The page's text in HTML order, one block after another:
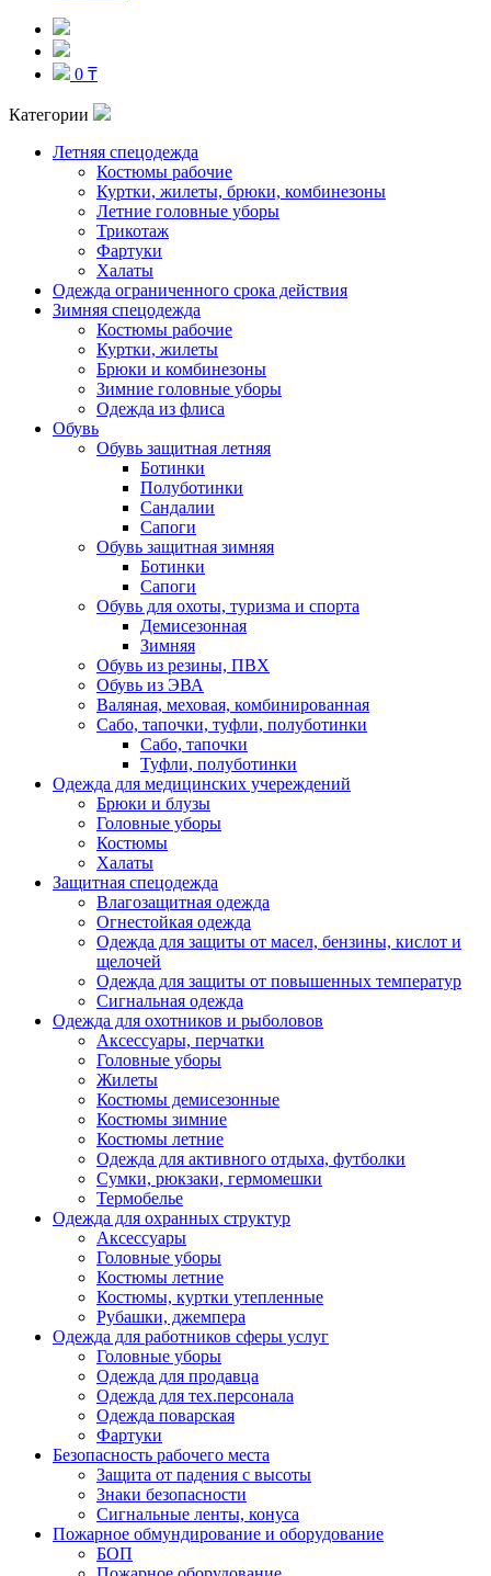
0 ₸
Категории
Летняя спецодежда
Костюмы рабочие
Куртки, жилеты, брюки, комбинезоны
Летние головные уборы
Трикотаж
Фартуки
Халаты
Одежда ограниченного срока действия
Зимняя спецодежда
Костюмы рабочие
Куртки, жилеты
Брюки и комбинезоны
Зимние головные уборы
Одежда из флиса
Обувь
Обувь защитная летняя
Ботинки
Полуботинки
Сандалии
Сапоги
Обувь защитная зимняя
Ботинки
Сапоги
Обувь для охоты, туризма и спорта
Демисезонная
Зимняя
Обувь из резины, ПВХ
Обувь из ЭВА
Валяная, меховая, комбинированная
Сабо, тапочки, туфли, полуботинки
Сабо, тапочки
Туфли, полуботинки
Одежда для медицинских учереждений
Брюки и блузы
Головные уборы
Костюмы
Халаты
Защитная спецодежда
Влагозащитная одежда
Огнестойкая одежда
Одежда для защиты от масел, бензины, кислот и
щелочей
Одежда для защиты от повышенных температур
Сигнальная одежда
Одежда для охотников и рыболовов
Аксессуары, перчатки
Головные уборы
Жилеты
Костюмы демисезонные
Костюмы зимние
Костюмы летние
Одежда для активного отдыха, футболки
Сумки, рюкзаки, гермомешки
Термобелье
Одежда для охранных структур
Аксессуары
Головные уборы
Костюмы летние
Костюмы, куртки утепленные
Рубашки, джемпера
Одежда для работников сферы услуг
Головные уборы
Одежда для продавца
Одежда для тех.персонала
Одежда поварская
Фартуки
Безопасность рабочего места
Защита от падения с высоты
Знаки безопасности
Сигнальные ленты, конуса
Пожарное обмундирование и оборудование
БОП